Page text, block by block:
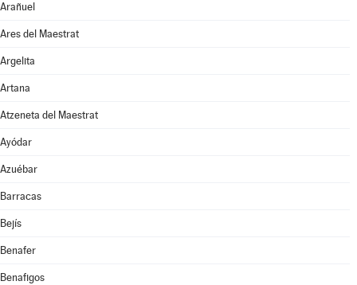
Arañuel
Ares del Maestrat
Argelita
Artana
Atzeneta del Maestrat
Ayódar
Azuébar
Barracas
Bejís
Benafer
Benafigos